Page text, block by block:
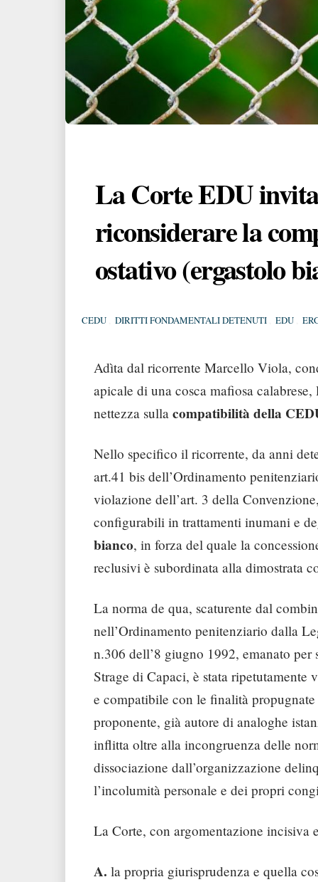
La Corte EDU
riconsiderare la
ostativo (ergastolo
CEDU DIRITTI FONDAMENTALI DETENUTI EDU
Adìta dal ricorrente Marcello Viola,
apicale di una cosca mafiosa
nettezza sulla compatibilità della
Nello specifico il ricorrente, da anni
art.41 bis dell’Ordinamento
violazione dell’art. 3 della
configurabili in trattamenti inumani e
bianco, in forza del quale la
reclusivi è subordinata alla dimostrata
La norma de qua, scaturente dal
nell’Ordinamento penitenziario dalla
n.306 dell’8 giugno 1992, emanato
Strage di Capaci, è stata ripetutamente
e compatibile con le finalità
proponente, già autore di analoghe
inflitta oltre alla incongruenza delle
dissociazione dall’organizzazione
l’incolumità personale e dei propri
La Corte, con argomentazione incisiva
A. la propria giurisprudenza e quella